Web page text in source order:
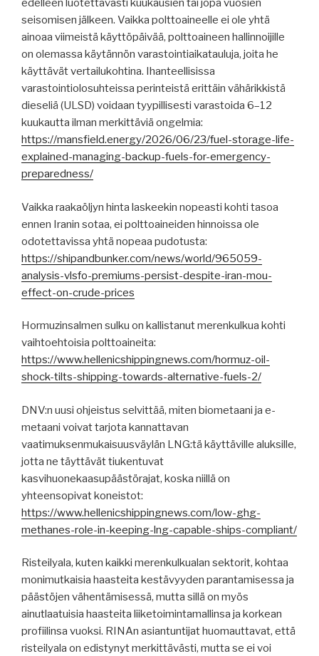
edelleen luotettavasti kuukausien tai jopa vuosien
seisomisen jälkeen. Vaikka polttoaineelle ei ole yhtä
ainoaa viimeistä käyttöpäivää, polttoaineen hallinnoijille
on olemassa käytännön varastointiaikatauluja, joita he
käyttävät vertailukohtina. Ihanteellisissa
varastointiolosuhteissa perinteistä erittäin vähärikkistä
dieseliä (ULSD) voidaan tyypillisesti varastoida 6–12
kuukautta ilman merkittäviä ongelmia:
https://mansfield.energy/2026/06/23/fuel-storage-life-
explained-managing-backup-fuels-for-emergency-
preparedness/
Vaikka raakaöljyn hinta laskeekin nopeasti kohti tasoa
ennen Iranin sotaa, ei polttoaineiden hinnoissa ole
odotettavissa yhtä nopeaa pudotusta:
https://shipandbunker.com/news/world/965059-
analysis-vlsfo-premiums-persist-despite-iran-mou-
effect-on-crude-prices
Hormuzinsalmen sulku on kallistanut merenkulkua kohti
vaihtoehtoisia polttoaineita:
https://www.hellenicshippingnews.com/hormuz-oil-
shock-tilts-shipping-towards-alternative-fuels-2/
DNV:n uusi ohjeistus selvittää, miten biometaani ja e-
metaani voivat tarjota kannattavan
vaatimuksenmukaisuusväylän LNG:tä käyttäville aluksille,
jotta ne täyttävät tiukentuvat
kasvihuonekaasupäästörajat, koska niillä on
yhteensopivat koneistot:
https://www.hellenicshippingnews.com/low-ghg-
methanes-role-in-keeping-lng-capable-ships-compliant/
Risteilyala, kuten kaikki merenkulkualan sektorit, kohtaa
monimutkaisia ​​haasteita kestävyyden parantamisessa ja
päästöjen vähentämisessä, mutta sillä on myös
ainutlaatuisia haasteita liiketoimintamallinsa ja korkean
profiilinsa vuoksi. RINAn asiantuntijat huomauttavat, että
risteilyala on edistynyt merkittävästi, mutta se ei voi